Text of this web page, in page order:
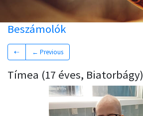
Beszámolók
⇠ ← Previous
Tímea (17 éves, Biatorbágy)